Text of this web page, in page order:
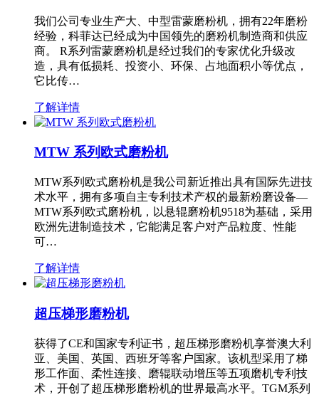
我们公司专业生产大、中型雷蒙磨粉机，拥有22年磨粉
经验，科菲达已经成为中国领先的磨粉机制造商和供应
商。 R系列雷蒙磨粉机是经过我们的专家优化升级改
造，具有低损耗、投资小、环保、占地面积小等优点，
它比传…
了解详情
MTW 系列欧式磨粉机
MTW系列欧式磨粉机是我公司新近推出具有国际先进技
术水平，拥有多项自主专利技术产权的最新粉磨设备—
MTW系列欧式磨粉机，以悬辊磨粉机9518为基础，采用
欧洲先进制造技术，它能满足客户对产品粒度、性能
可…
了解详情
超压梯形磨粉机
获得了CE和国家专利证书，超压梯形磨粉机享誉澳大利
亚、美国、英国、西班牙等客户国家。该机型采用了梯
形工作面、柔性连接、磨辊联动增压等五项磨机专利技
术，开创了超压梯形磨粉机的世界最高水平。TGM系列